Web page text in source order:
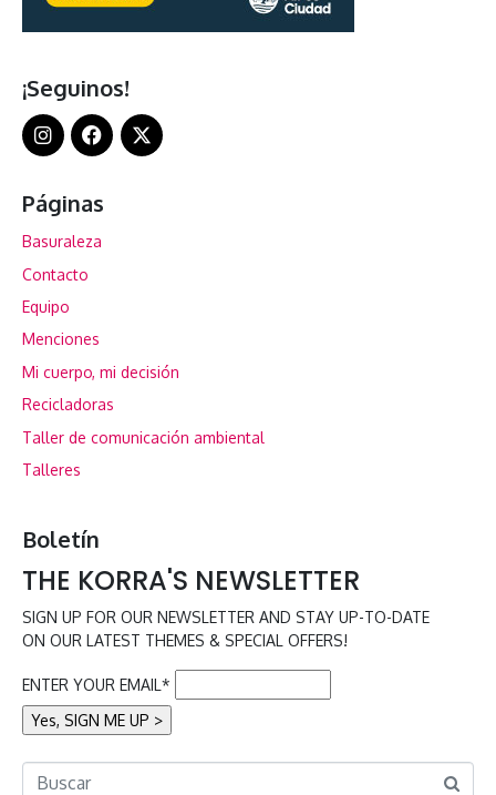
¡Seguinos!
Páginas
Basuraleza
Contacto
Equipo
Menciones
Mi cuerpo, mi decisión
Recicladoras
Taller de comunicación ambiental
Talleres
Boletín
THE KORRA'S NEWSLETTER
SIGN UP FOR OUR NEWSLETTER AND STAY UP-TO-DATE
ON OUR LATEST THEMES & SPECIAL OFFERS!
ENTER YOUR EMAIL*